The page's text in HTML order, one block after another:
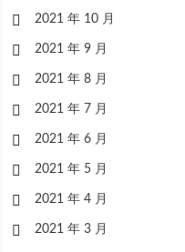
2021 年 10 月
2021 年 9 月
2021 年 8 月
2021 年 7 月
2021 年 6 月
2021 年 5 月
2021 年 4 月
2021 年 3 月